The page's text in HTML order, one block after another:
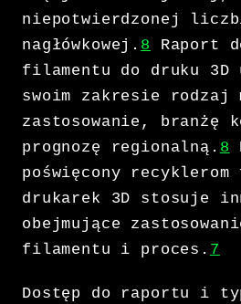
niepotwierdzonej
nagłówkowej. 8
Raport
filamentu do druku 3D
swoim zakresie rodzaj
zastosowanie, branżę
prognozę regionalną. 8
poświęcony
drukarek 3D stosuje
obejmujące
filamentu i proces. 7
Dostęp do raportu i